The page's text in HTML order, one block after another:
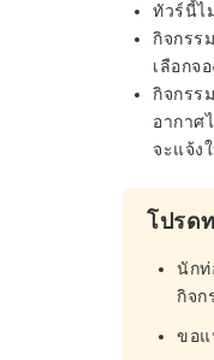
ทัวร์นี้ไ
กิจกรร
เลือกจ
กิจกรร
อากาศ
จะแจ้ง
โปรด
นักท่
กิจก
ขอแ